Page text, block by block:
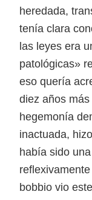
heredada,
tenía clara
las leyes era
patológicas»
eso quería
diez años
hegemonía
inactuada,
había sido
bobbio vio